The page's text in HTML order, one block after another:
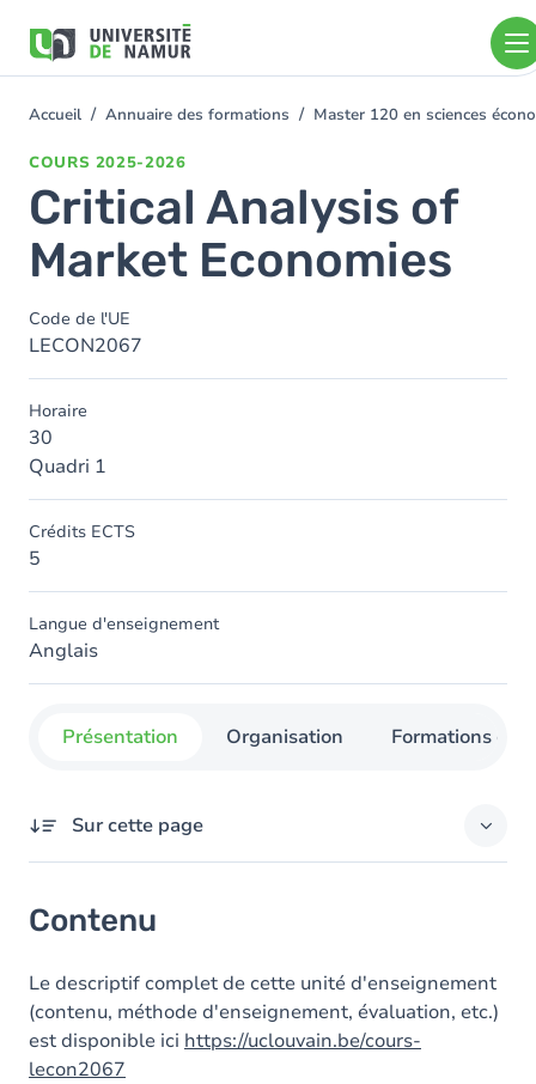
contenu
You
Accueil Annuaire des formations Master 120 en sciences
COURS 2025-2026
Critical Analysis of
Market Economies
Code de l'UE
LECON2067
Horaire
30
Quadri 1
Crédits ECTS
5
Langue d'enseignement
Anglais
Présentation Organisation Formations
Sur cette page
Contenu
Le descriptif complet de cette unité d'enseignement
(contenu, méthode d'enseignement, évaluation, etc.)
est disponible ici https://uclouvain.be/cours-
lecon2067